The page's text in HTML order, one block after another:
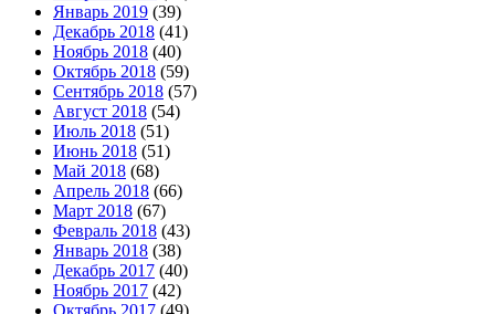
Январь 2019 (39)
Декабрь 2018 (41)
Ноябрь 2018 (40)
Октябрь 2018 (59)
Сентябрь 2018 (57)
Август 2018 (54)
Июль 2018 (51)
Июнь 2018 (51)
Май 2018 (68)
Апрель 2018 (66)
Март 2018 (67)
Февраль 2018 (43)
Январь 2018 (38)
Декабрь 2017 (40)
Ноябрь 2017 (42)